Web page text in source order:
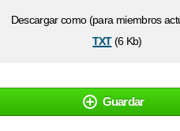
Descargar como (para miembros
txt(6 Kb)
Guardar